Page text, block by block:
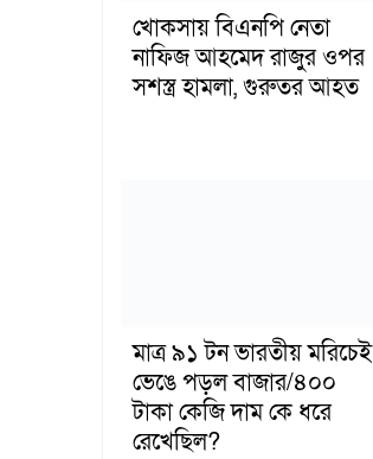
খোকসায় বিএনপি নেতা
নাফিজ আহমেদ রাজুর ওপর
সশস্ত্র হামলা, গুরুতর আহত
মাত্র ৯১ টন ভারতীয় মরিচেই
ভেঙে পড়ল বাজার/৪০০
টাকা কেজি দাম কে ধরে
রেখেছিল?